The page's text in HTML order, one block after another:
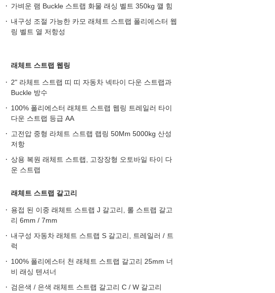
가벼운 램 Buckle 스트랩 화물 래싱 벨트 350kg 깰 힘
내구성 조절 가능한 카모 래체트 스트랩 폴리에스터 웹
링 벨트 열 저항성
래체트 스트랩 웹링
2" 라체트 스트랩 띠 띠 자동차 넥타이 다운 스트랩과
Buckle 방수
100% 폴리에스터 래체트 스트랩 웹링 트레일러 타이
다운 스트랩 등급 AA
고전압 중형 라체트 스트랩 랩링 50Mm 5000kg 산성
저항
상용 복원 래체트 스트랩, 고장장형 오토바일 타이 다
운 스트랩
래체트 스트랩 갈고리
용접 된 이중 래체트 스트랩 J 갈고리, 롤 스트랩 갈고
리 6mm / 7mm
내구성 자동차 래체트 스트랩 S 갈고리, 트레일러 / 트
럭
100% 폴리에스터 천 래체트 스트랩 갈고리 25mm 너
비 래싱 텐셔너
검은색 / 은색 래체트 스트랩 갈고리 C / W 갈고리